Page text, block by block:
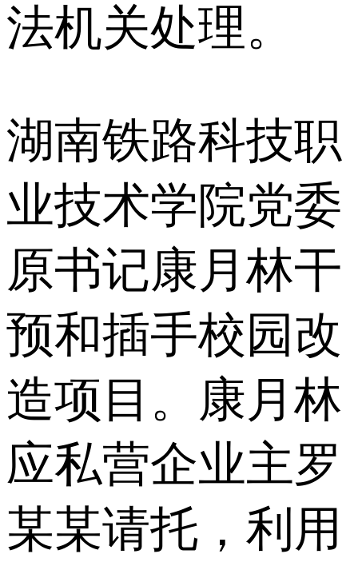
法机关处理。
湖南铁路科技职
业技术学院党委
原书记康月林干
预和插手校园改
造项目。康月林
应私营企业主罗
某某请托，利用